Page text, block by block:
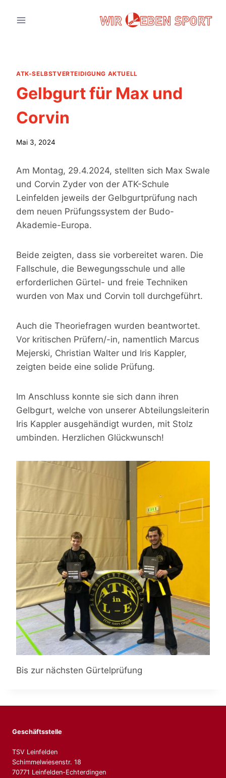
Inhalt
ATK-SELBSTVERTEIDIGUNG AKTUELL
Gelbgurt für Max und
Corvin
Mai 3, 2024
Am Montag, 29.4.2024, stellten sich Max Swale
und Corvin Zyder von der ATK-Schule
Leinfelden jeweils der Gelbgurtprüfung nach
dem neuen Prüfungssystem der Budo-
Akademie-Europa.
Beide zeigten, dass sie vorbereitet waren. Die
Fallschule, die Bewegungsschule und alle
erforderlichen Gürtel- und freie Techniken
wurden von Max und Corvin toll durchgeführt.
Auch die Theoriefragen wurden beantwortet.
Vor kritischen Prüfern/-in, namentlich Marcus
Mejerski, Christian Walter und Iris Kappler,
zeigten beide eine solide Prüfung.
Im Anschluss konnte sie sich dann ihren
Gelbgurt, welche von unserer Abteilungsleiterin
Iris Kappler ausgehändigt wurden, mit Stolz
umbinden. Herzlichen Glückwunsch!
Bis zur nächsten Gürtelprüfung
Geschäftsstelle
TSV Leinfelden
Schimmelwiesenstr. 18
70771 Leinfelden-Echterdingen